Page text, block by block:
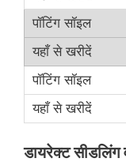
डायरेक्ट सीडलिंग